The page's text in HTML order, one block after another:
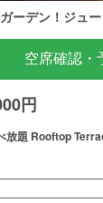
ーデン！ジュ
空席確認・
円
放題 Rooftop